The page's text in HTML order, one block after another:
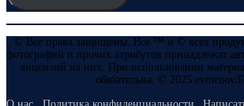
© Все права защищены. Все ™ и © всех
фотографий и прочих атрибутов принадлежат
лицензий на них. При использовании
обязательна. © 2025